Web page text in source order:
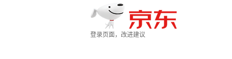
登录页面，改进建议